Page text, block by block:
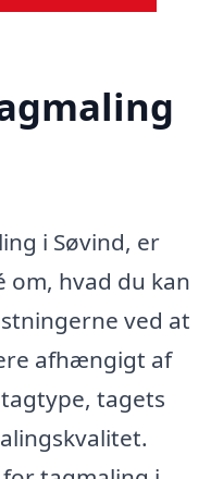
i Søvind, er
om, hvad du kan
ved at
afhængigt af
tagets